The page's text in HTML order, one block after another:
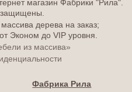
магазин Фабрики "Рила".
защищены.
дерева на заказ;
Эконом до VIP уровня.
из массива»
Фабрика Рила